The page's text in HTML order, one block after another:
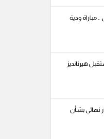
هيرنانديز
نهائي بشأن